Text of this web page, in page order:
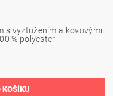
s vyztužením a kovovými
% polyester.